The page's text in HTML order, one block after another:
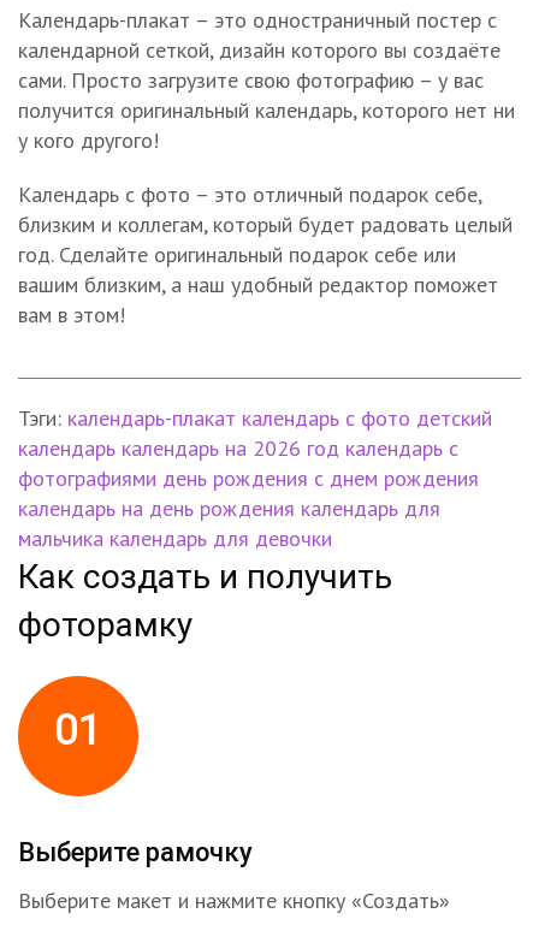
Календарь-плакат – это одностраничный постер с
календарной сеткой, дизайн которого вы создаёте
сами. Просто загрузите свою фотографию – у вас
получится оригинальный календарь, которого нет ни
у кого другого!
Календарь с фото – это отличный подарок себе,
близким и коллегам, который будет радовать целый
год. Сделайте оригинальный подарок себе или
вашим близким, а наш удобный редактор поможет
вам в этом!
Тэги: календарь-плакат календарь с фото детский
календарь календарь на 2026 год календарь с
фотографиями день рождения с днем рождения
календарь на день рождения календарь для
мальчика календарь для девочки
Как создать и получить
фоторамку
01
Выберите рамочку
Выберите макет и нажмите кнопку «Создать»